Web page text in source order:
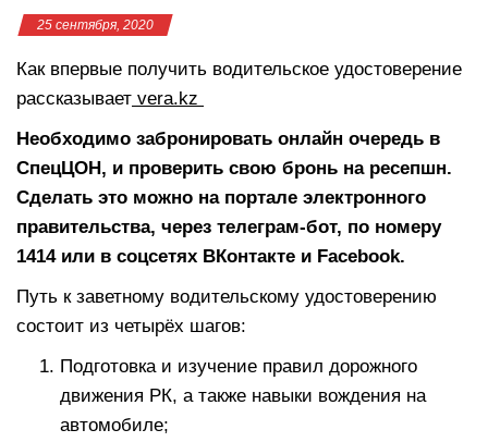
25 сентября, 2020
Как впервые получить водительское удостоверение
рассказывает vera.kz
Необходимо забронировать онлайн очередь в
СпецЦОН, и проверить свою бронь на ресепшн.
Сделать это можно на портале электронного
правительства, через телеграм-бот, по номеру
1414 или в соцсетях ВКонтакте и Facebook.
Путь к заветному водительскому удостоверению
состоит из четырёх шагов:
Подготовка и изучение правил дорожного
движения РК, а также навыки вождения на
автомобиле;